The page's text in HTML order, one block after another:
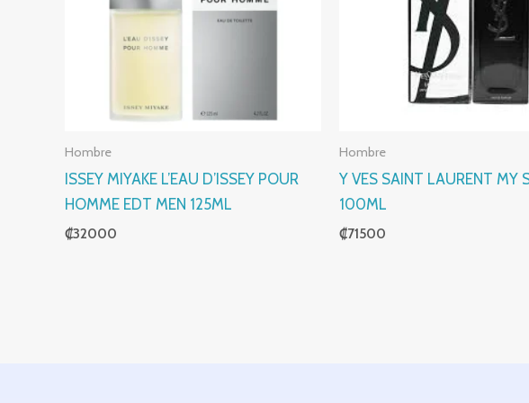
Hombre
ISSEY MIYAKE L’EAU D’ISSEY POUR
HOMME EDT MEN 125ML
₡32000
Hombre
Y VES SAINT LAURENT MY
100ML
₡71500